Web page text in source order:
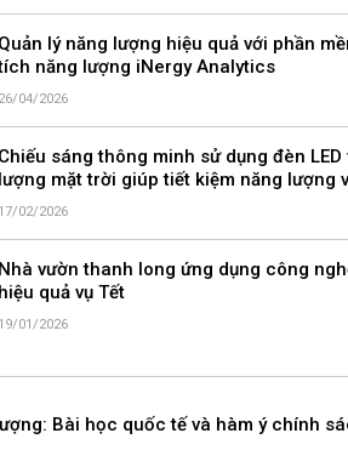
Quản lý năng lượng hiệu quả với phần
năng lượng iNergy Analytics
26/04/2026
Chiếu sáng thông minh sử dụng đèn LED
lượng mặt trời giúp tiết kiệm năng lượng
17/02/2026
Nhà vườn thanh long ứng dụng công
hiệu quả vụ Tết
19/01/2026
Bài học quốc tế và hàm ý chính